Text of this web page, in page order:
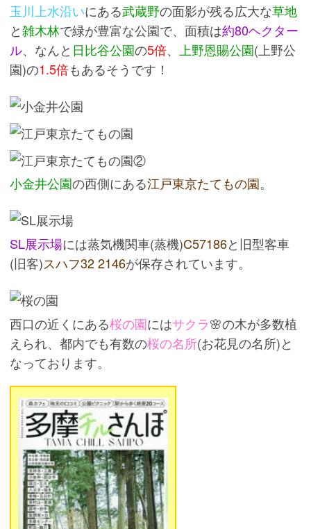
玉川上水沿いにある武蔵野の面影が残る広大な草地
と雑木林で緑が豊富な公園で、面積は約80ヘクター
ル、なんと 日比谷公園の5倍、 上野恩賜公園(上野公
園)の1.5倍もあるそうです！
小金井公園の西側にある江戸東京たてもの園。
SL展示場には蒸気機関車(蒸機)C57186と旧型客車
(旧客)スハフ32 2146が保存されています。
西口の近くにある桜の園にはサクラ🌸の木が多数植
えられ、都内でも有数の桜の名所(お花見の名所)と
なっております。